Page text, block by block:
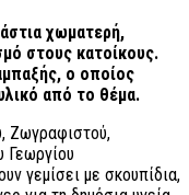
χωματερή,
στους κατοίκους.
ο οποίος
από το θέμα.
Ζωγραφιστού,
Γεωργίου
γεμίσει με σκουπίδια,